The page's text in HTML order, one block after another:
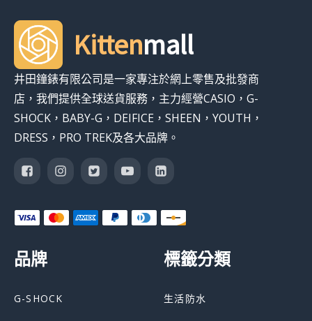
Kittenmall
井田鐘錶有限公司是一家專注於網上零售及批發商
店，我們提供全球送貨服務，主力經營CASIO，G-
SHOCK，BABY-G，DEIFICE，SHEEN，YOUTH，
DRESS，PRO TREK及各大品牌。
品牌
G-SHOCK
標籤分類
生活防水